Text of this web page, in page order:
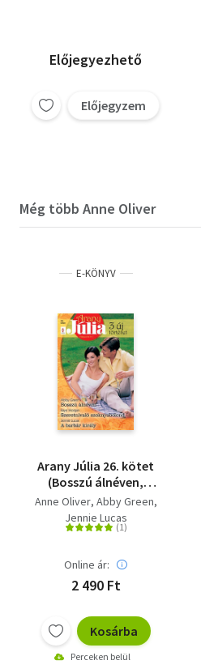
Előjegyezhető
Előjegyzem
Még több Anne Oliver
E-KÖNYV
Arany Júlia 26. kötet
(Bosszú álnéven,
Szeretnivaló
szoknyabolond, A
barbár király)
Anne Oliver Abby Green
Jennie Lucas
Online ár:
2 490 Ft
Kosárba
Perceken belül